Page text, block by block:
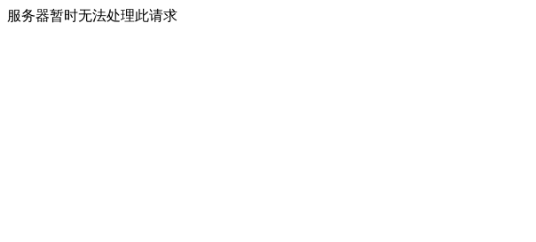
服务器暂时无法处理此请求